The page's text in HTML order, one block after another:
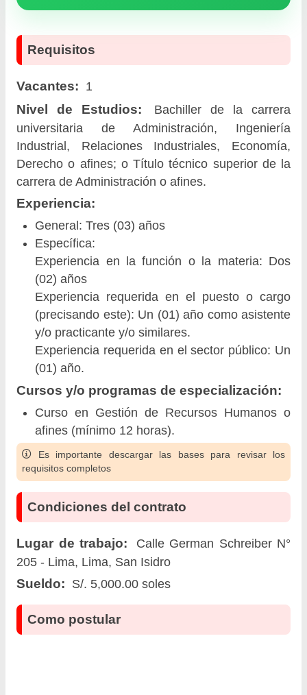
Requisitos
Vacantes: 1
Nivel de Estudios:
Bachiller de la carrera
universitaria de Administración, Ingeniería
Industrial, Relaciones Industriales, Economía,
Derecho o afines; o Título técnico superior de la
carrera de Administración o afines.
Experiencia:
General: Tres (03) años
Específica:
Experiencia en la función o la materia: Dos
(02) años
Experiencia requerida en el puesto o cargo
(precisando este): Un (01) año como asistente
y/o practicante y/o similares.
Experiencia requerida en el sector público: Un
(01) año.
Cursos y/o programas de especialización:
Curso en Gestión de Recursos Humanos o
afines (mínimo 12 horas).
Es importante descargar las bases para revisar los
requisitos completos
Condiciones del contrato
Lugar de trabajo:
Calle German Schreiber N°
205 - Lima, Lima, San Isidro
Sueldo: S/. 5,000.00 soles
Como postular